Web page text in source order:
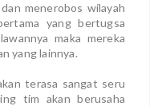
menerobos wilayah
yang bertugsa
maka mereka
yang lainnya.
terasa sangat seru
tim akan berusaha